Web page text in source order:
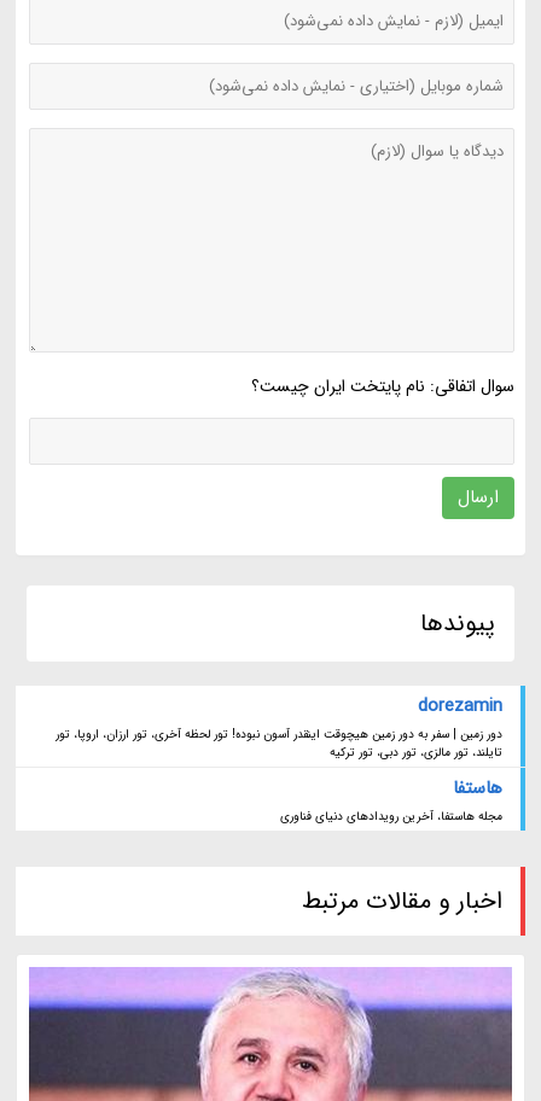
سوال اتفاقی: نام پایتخت ایران چیست؟
ارسال
پیوندها
dorezamin
دور زمین | سفر به دور زمین هیچوقت اینقدر آسون نبوده! تور لحظه آخری، تور ارزان، اروپا، تور
تایلند، تور مالزی، تور دبی، تور ترکیه
هاستفا
مجله هاستفا، آخرین رویدادهای دنیای فناوری
اخبار و مقالات مرتبط